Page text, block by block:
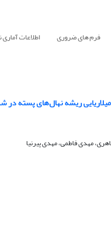
فرم های ضروری اطلاعات
ریشه نهال‌های پسته
مهدی فاطمی، مهدی پیرنیا